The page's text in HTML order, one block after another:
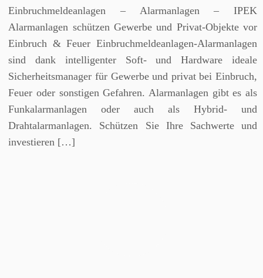
Einbruchmeldeanlagen – Alarmanlagen – IPEK
Alarmanlagen schützen Gewerbe und Privat-Objekte vor
Einbruch & Feuer Einbruchmeldeanlagen-Alarmanlagen
sind dank intelligenter Soft- und Hardware ideale
Sicherheitsmanager für Gewerbe und privat bei Einbruch,
Feuer oder sonstigen Gefahren. Alarmanlagen gibt es als
Funkalarmanlagen oder auch als Hybrid- und
Drahtalarmanlagen. Schützen Sie Ihre Sachwerte und
investieren […]